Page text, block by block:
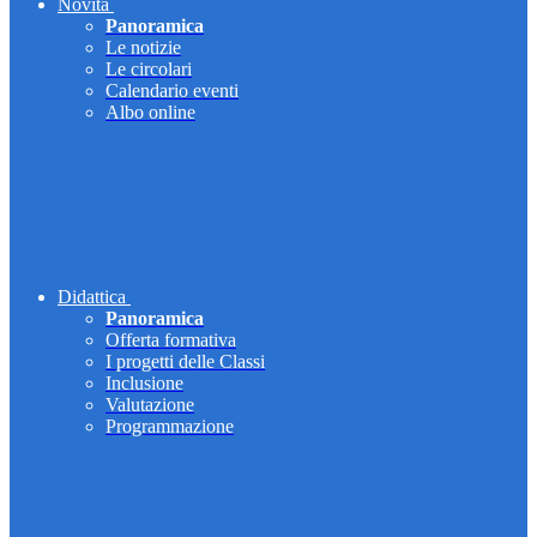
Novità
Panoramica
Le notizie
Le circolari
Calendario eventi
Albo online
Didattica
Panoramica
Offerta formativa
I progetti delle Classi
Inclusione
Valutazione
Programmazione